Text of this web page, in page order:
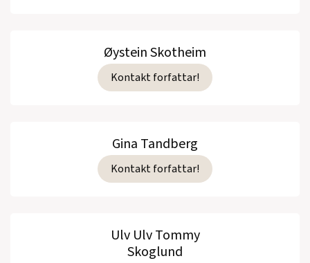
Øystein Skotheim
Kontakt forfattar!
Gina Tandberg
Kontakt forfattar!
Ulv Ulv Tommy
Skoglund